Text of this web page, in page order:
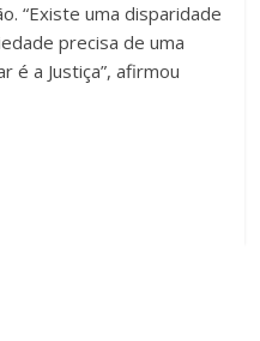
“Existe uma disparidade
precisa de uma
é a Justiça”, afirmou